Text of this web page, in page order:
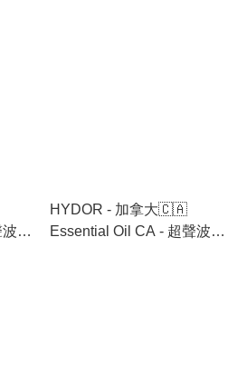
陶
HYDOR - 加拿大🇨🇦
Essential Oil CA - 超聲波陶